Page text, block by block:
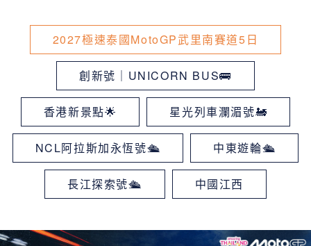
2027極速泰國MotoGP武里南賽道5日
創新號｜UNICORN BUS🚌
香港新景點🌟 星光列車瀾湄號🚂
NCL阿拉斯加永恆號🛳 中東遊輪🛳
長江探索號🛳 中國江西